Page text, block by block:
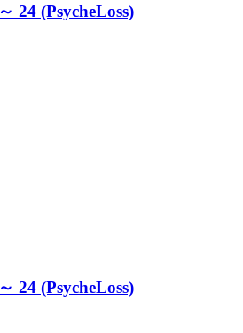
24 (PsycheLoss)
24 (PsycheLoss)